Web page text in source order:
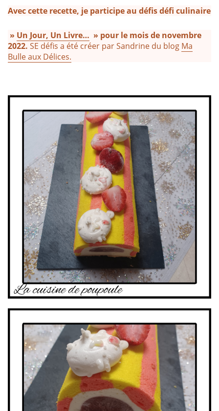
Avec cette recette, je participe au défis défi culinaire
» Un Jour, Un Livre… » pour le mois de novembre
2022. SE défis a été créer par Sandrine du blog Ma
Bulle aux Délices.